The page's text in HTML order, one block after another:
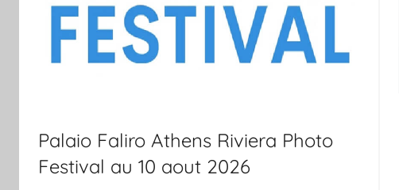
Palaio Faliro Athens Riviera Photo
Festival au 10 aout 2026